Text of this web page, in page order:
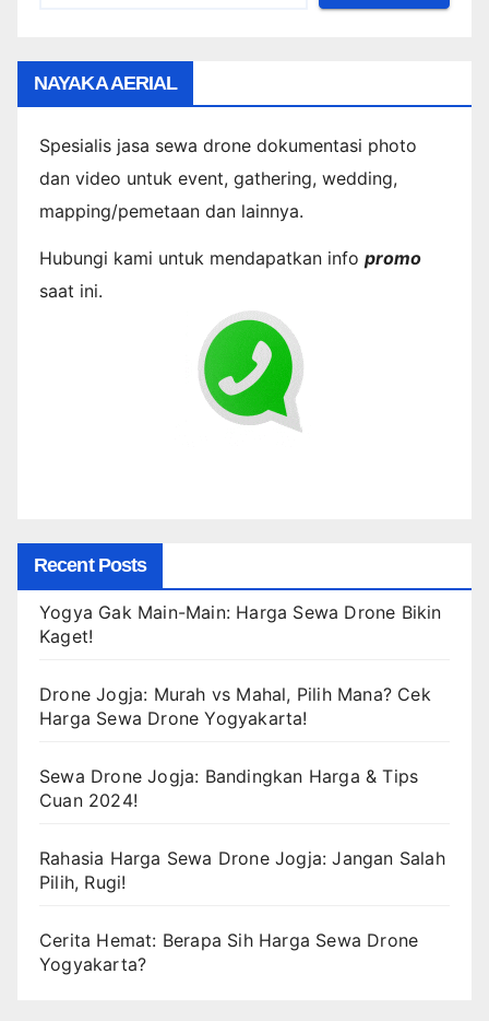
NAYAKA AERIAL
Spesialis jasa sewa drone dokumentasi photo
dan video untuk event, gathering, wedding,
mapping/pemetaan dan lainnya.
Hubungi kami untuk mendapatkan info promo
saat ini.
Recent Posts
Yogya Gak Main-Main: Harga Sewa Drone Bikin
Kaget!
Drone Jogja: Murah vs Mahal, Pilih Mana? Cek
Harga Sewa Drone Yogyakarta!
Sewa Drone Jogja: Bandingkan Harga & Tips
Cuan 2024!
Rahasia Harga Sewa Drone Jogja: Jangan Salah
Pilih, Rugi!
Cerita Hemat: Berapa Sih Harga Sewa Drone
Yogyakarta?